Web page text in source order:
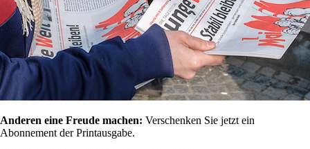
Anderen eine Freude machen: Verschenken Sie jetzt ein
Abonnement der Printausgabe.